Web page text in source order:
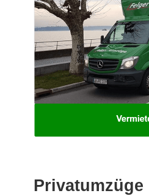
Privatumzüge